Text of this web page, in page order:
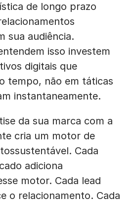
de longo prazo
sua audiência.
isso investem
digitais que
tempo, não em táticas
instantaneamente.
da sua marca com a
cria um motor de
Cada
adiciona
motor. Cada lead
o relacionamento. Cada